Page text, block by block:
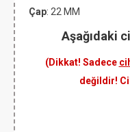
Çap: 22 MM
Aşağıdaki
(Dikkat! Sadece
değildir!